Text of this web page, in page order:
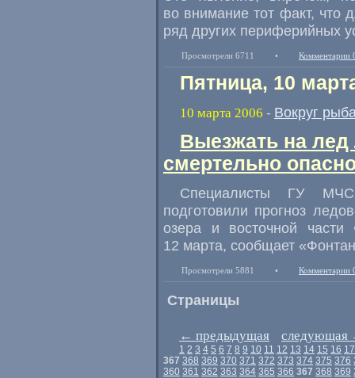
во внимание тот факт, что
ряд других периферийных
Просмотрели 6711 • Комментарии
Пятница, 10
10 марта 2006 - Вокруг
Выезжать на лед
смертельно
Специалисты ГУ МЧС
подготовили прогноз
озера и восточной
12 марта, сообщает
Просмотрели 5881 • Комментарии
Страницы
← предыдущая следующая
1 2 3 4 5 6 7 8 9 10 11 12 13 14 15 16 17
367 368 369 370 371 372 373 374 375 376
360 361 362 363 364 365 366 367 368 369